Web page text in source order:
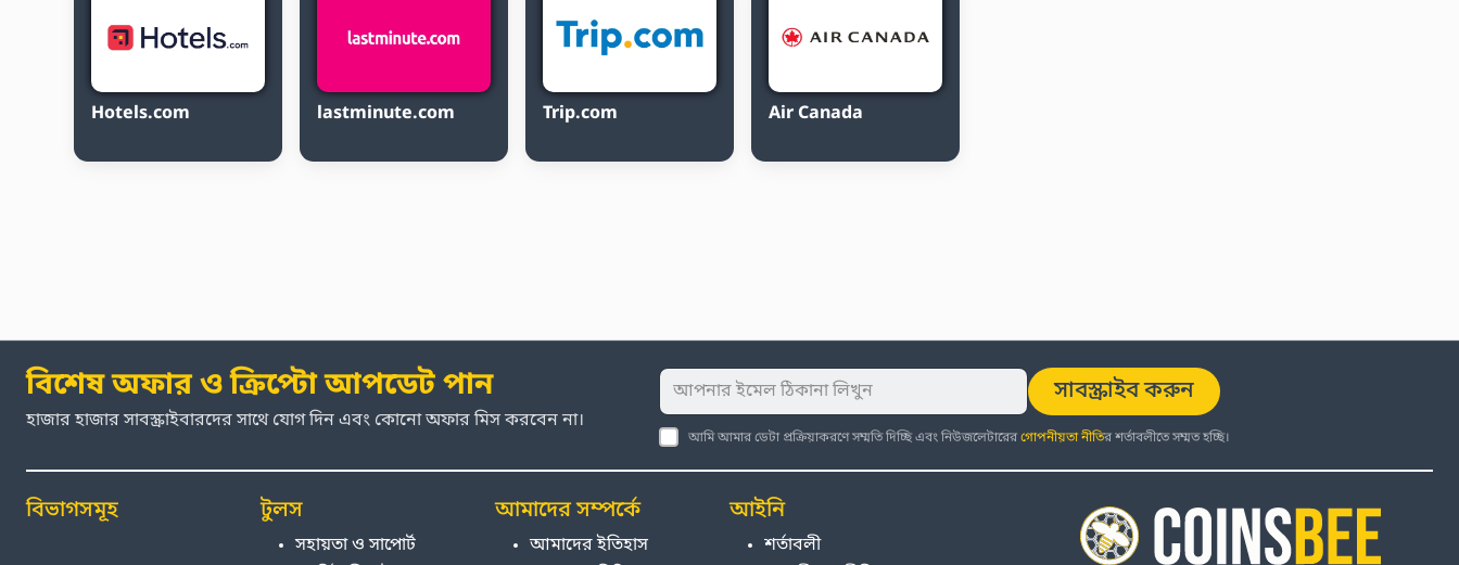
Hotels.com lastminute.com Trip.com Air Canada
বিশেষ অফার ও ক্রিপ্টো আপডেট পান
হাজার হাজার সাবস্ক্রাইবারদের সাথে যোগ দিন এবং কোনো অফার মিস করবেন না।
সাবস্ক্রাইব করুন
আমি আমার ডেটা প্রক্রিয়াকরণে সম্মতি দিচ্ছি এবং নিউজলেটারেরগোপনীয়তা নীতির শর্তাবলীতে সম্মত হচ্ছি।
বিভাগসমূহ টুলস
সহায়তা ও সাপোর্ট
আমাদের সম্পর্কে
আমাদের ইতিহাস
আইনি
শর্তাবলী